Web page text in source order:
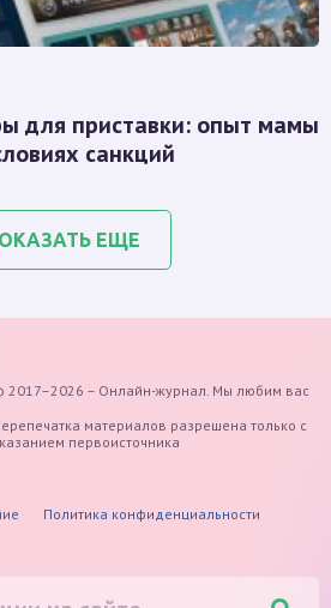
для приставки: опыт мамы
санкций
ЕЩЕ
2017–2026 – Онлайн-журнал. Мы любим вас
материалов разрешена только с
первоисточника
Политика конфиденциальности